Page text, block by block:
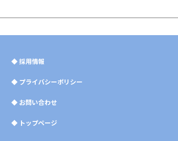
◆採用情報
◆ プライバシーポリシー
◆ お問い合わせ
◆ トップページ